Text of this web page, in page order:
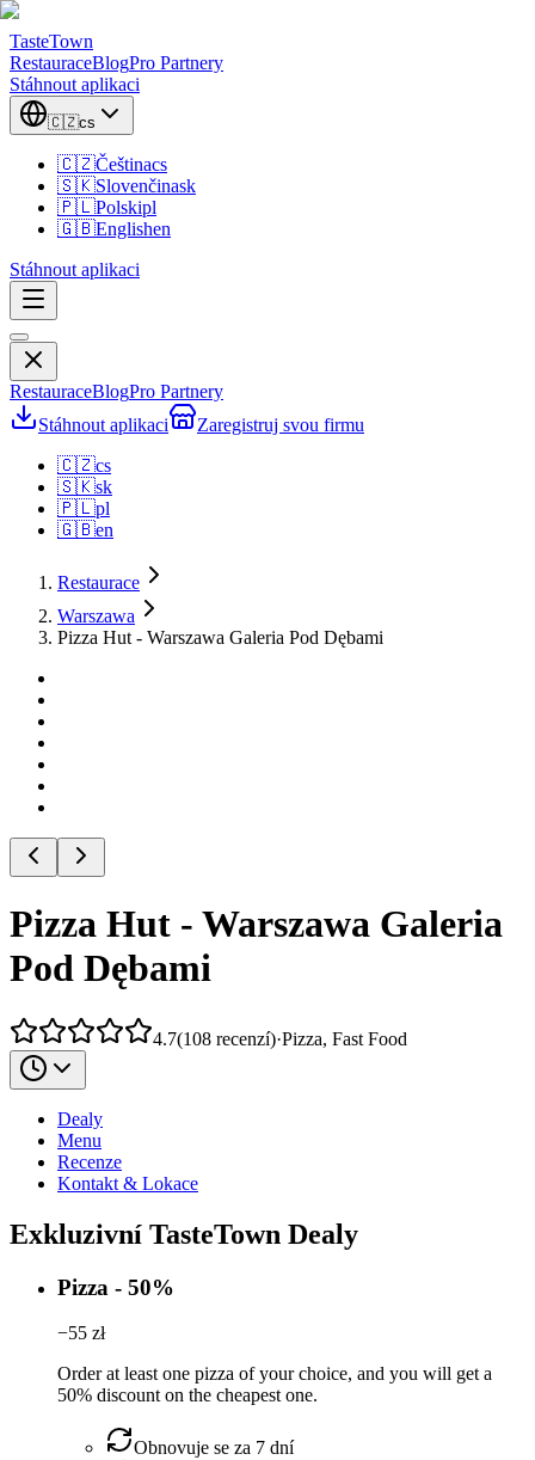
TasteTown
RestauraceBlogPro Partnery
Stáhnout aplikaci
🇨🇿cs
🇨🇿Češtinacs
🇸🇰Slovenčinask
🇵🇱Polskipl
🇬🇧Englishen
Stáhnout aplikaci
RestauraceBlogPro Partnery
Stáhnout aplikaci
Zaregistruj svou firmu
🇨🇿cs
🇸🇰sk
🇵🇱pl
🇬🇧en
Restaurace
Warszawa
Pizza Hut - Warszawa Galeria Pod Dębami
Pizza Hut - Warszawa Galeria
Pod Dębami
4.7(108 recenzí)·Pizza, Fast Food
Dealy
Menu
Recenze
Kontakt & Lokace
Exkluzivní TasteTown Dealy
Pizza - 50%
−55 zł
Order at least one pizza of your choice, and you will get a
50% discount on the cheapest one.
Obnovuje se za 7 dní